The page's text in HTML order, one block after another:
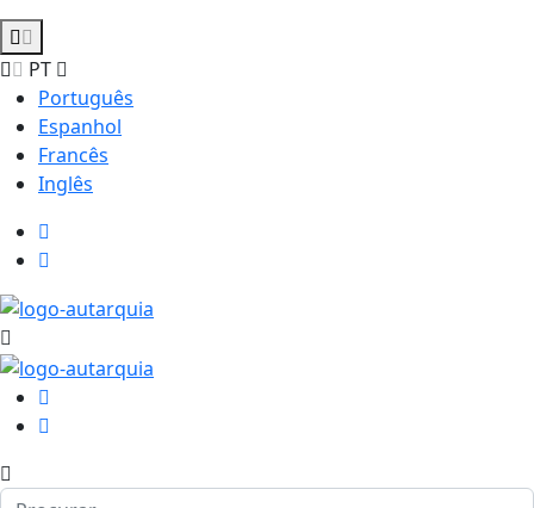
PT
Português
Espanhol
Francês
Inglês